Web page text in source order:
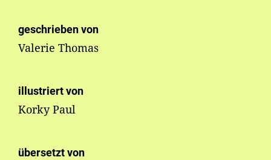
geschrieben von
Valerie Thomas
illustriert von
Korky Paul
übersetzt von